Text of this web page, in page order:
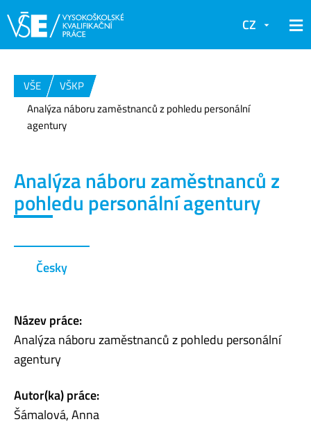
CZ
VŠE
VŠKP
Analýza náboru zaměstnanců z pohledu personální
agentury
Analýza náboru zaměstnanců z
pohledu personální agentury
Česky
Název práce:
Analýza náboru zaměstnanců z pohledu personální
agentury
Autor(ka) práce:
Šámalová, Anna